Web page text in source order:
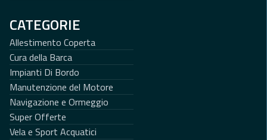
CATEGORIE
Allestimento Coperta
Cura della Barca
Impianti Di Bordo
Manutenzione del Motore
Navigazione e Ormeggio
Super Offerte
Vela e Sport Acquatici